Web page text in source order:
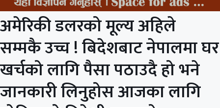
अमेरिकी डलरको मूल्य अहिले
सम्मकै उच्च ! बिदेशबाट नेपालमा घर
खर्चको लागि पैसा पठाउदै हो भने
जानकारी लिनुहोस आजका लागि